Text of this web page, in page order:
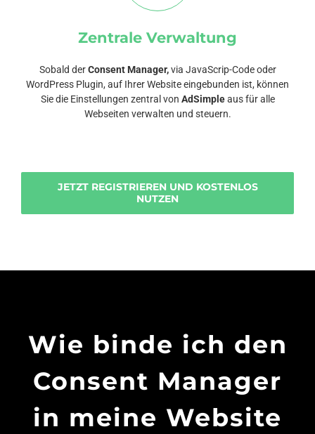
Zentrale Verwaltung
Sobald derConsent Manager,via JavaScrip-Code oder
WordPress Plugin, auf Ihrer Website eingebunden ist, können
Sie die Einstellungen zentral von AdSimpleaus für alle
Webseiten verwalten und steuern.
JETZT REGISTRIEREN UND KOSTENLOS
NUTZEN
Wie binde ich den
Consent Manager
in meine Website